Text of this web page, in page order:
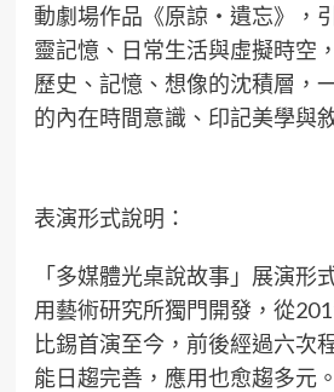
動劇場作品《原諒・遺忘》，
靈記憶、日常生活與虛擬時空
歷史、記憶、想像的沈積層，
的內在時間意識、印記美學與
表演形式說明：
「多媒體光桌說故事」展演形
用藝術研究所獨門開發，從
比錫首演至今，前後經過六次
能日趨完善，應用也愈趨多元